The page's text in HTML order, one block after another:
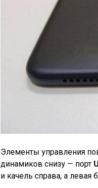
Элементы управления
динамиков снизу — порт
и качель справа, а левая